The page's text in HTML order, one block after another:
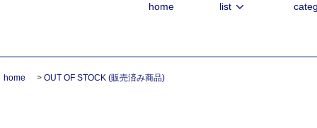
home list
home > OUT OF STOCK (販売済み商品)